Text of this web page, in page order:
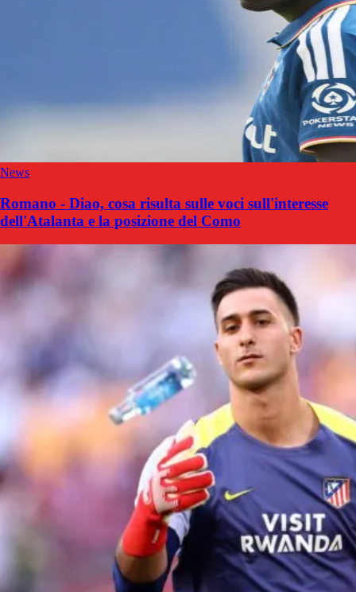
News
Romano - Diao, cosa risulta sulle voci sull'interesse
dell'Atalanta e la posizione del Como